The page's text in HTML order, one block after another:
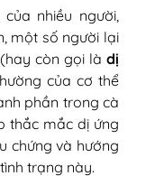
cà phê
quản
mốc
chất
phê cần lưu
nhiều người,
một số người lại
(hay còn gọi làdị
của cơ thể
phần trong cà
thắc mắc dị ứng
chứng và hướng
trạng này.